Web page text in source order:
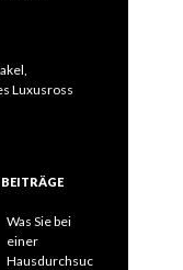
Luxusross
Was Sie bei
einer
Hausdurchsuc